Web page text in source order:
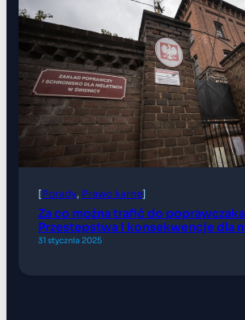
[Porady, Prawo karne]
Za co można trafić do
Przestępstwa i konsekwencje dla
31 stycznia 2025